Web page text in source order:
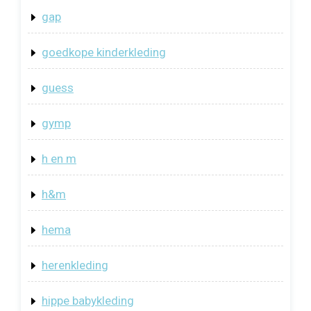
gap
goedkope kinderkleding
guess
gymp
h en m
h&m
hema
herenkleding
hippe babykleding